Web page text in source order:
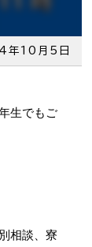
10月5日
生でもご
相談、寮